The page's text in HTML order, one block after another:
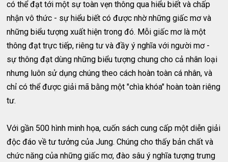
có thể đạt tới một sự toàn vẹn thông qua hiểu biết và chấp
nhận vô thức - sự hiểu biết có được nhờ những giấc mơ và
những biểu tượng xuất hiện trong đó. Mỗi giấc mơ là một
thông đạt trực tiếp, riêng tư và đầy ý nghĩa với người mơ -
sự thông đạt dùng những biểu tượng chung cho cả nhân loại
nhưng luôn sử dụng chúng theo cách hoàn toàn cá nhân, và
chỉ có thể được giải mã bằng một "chìa khóa" hoàn toàn riêng
tư.
Với gần 500 hình minh họa, cuốn sách cung cấp một diễn giải
độc đáo về tư tưởng của Jung. Chúng cho thấy bản chất và
chức năng của những giấc mơ, đào sâu ý nghĩa tượng trưng